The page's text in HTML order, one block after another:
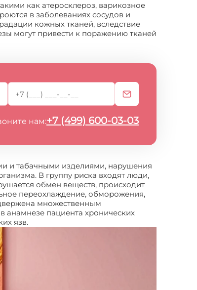
как атеросклероз, варикозное
в заболеваниях сосудов и
кожных тканей, вследствие
могут привести к поражению тканей
нам:+7 (499) 600-03-03
и табачными изделиями, нарушения
В группу риска входят люди,
обмен веществ, происходит
переохлаждение, обморожения,
множественным
пациента хронических
язв.